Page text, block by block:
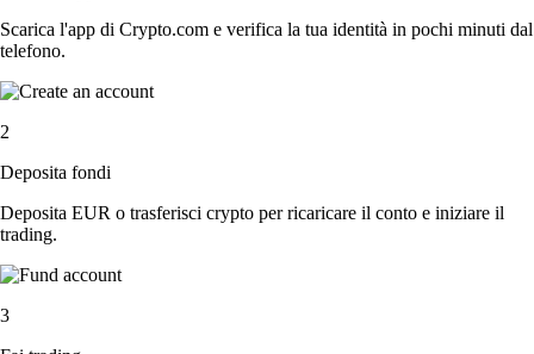
Scarica l'app di Crypto.com e verifica la tua identità in pochi minuti dal
telefono.
2
Deposita fondi
Deposita EUR o trasferisci crypto per ricaricare il conto e iniziare il
trading.
3